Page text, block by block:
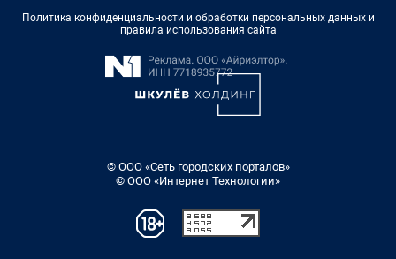
Политика конфиденциальности и обработки персональных данных и
правила использования сайта
© ООО «Сеть городских порталов»
© ООО «Интернет Технологии»